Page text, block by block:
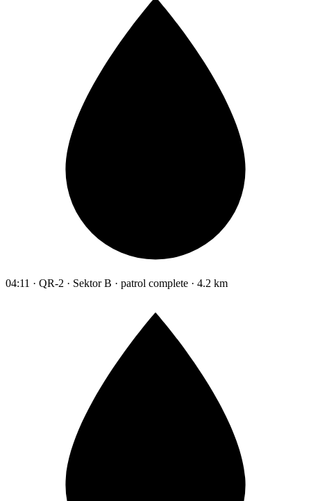
04:11 · QR-2 · Sektor B · patrol complete · 4.2 km